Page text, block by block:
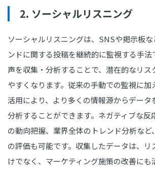
2. ソーシャルリスニング
ソーシャルリスニングは、SNSや掲示板
ンドに関する投稿を継続的に監視する手法
声を収集・分析することで、潜在的なリス
やすくなります。従来の手動での監視に加
活用により、より多くの情報源からデータ
分析することができます。ネガティブな反
の動向把握、業界全体のトレンド分析など
の評価も可能です。収集したデータは、リ
けでなく、マーケティング施策の改善にも